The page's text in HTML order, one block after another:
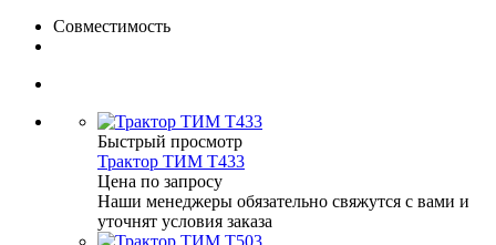
Совместимость
Быстрый просмотр
Трактор ТИМ Т433
Цена по запросу
Наши менеджеры обязательно свяжутся с вами и
уточнят условия заказа